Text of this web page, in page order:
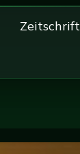
Zeitschrift